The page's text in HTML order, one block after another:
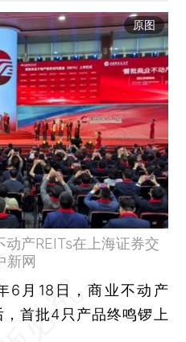
原图
产REITs在上海证券交
新网
6月18日，商业不动产
，首批4只产品终鸣锣上